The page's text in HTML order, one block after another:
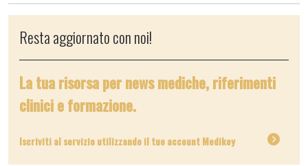
Resta aggiornato con noi!
La tua risorsa per news mediche, riferimenti
clinici e formazione.
Iscriviti al servizio utilizzando il tuo account Medikey